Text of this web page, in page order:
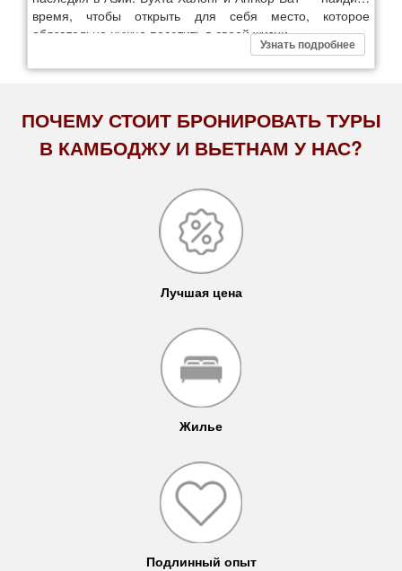
время, чтобы открыть для себя место, которое
обязательно нужно посетить в своей жизни.
Узнать подробнее
ПОЧЕМУ СТОИТ БРОНИРОВАТЬ ТУРЫ
В КАМБОДЖУ И ВЬЕТНАМ У НАС?
Лучшая цена
Жилье
Подлинный опыт